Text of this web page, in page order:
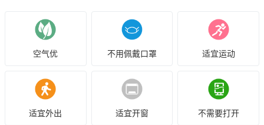
空气优 不用佩戴口罩 适宜运动
适宜外出 适宜开窗 不需要打开